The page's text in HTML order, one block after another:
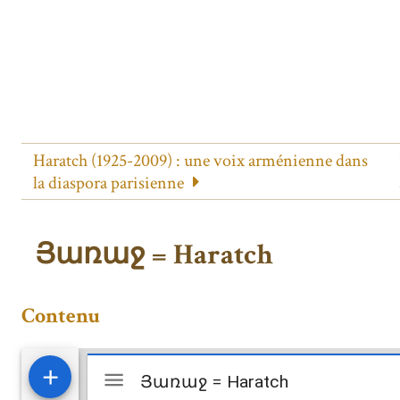
Haratch (1925-2009) : une voix arménienne dans
la diaspora parisienne
Յառաջ = Haratch
Contenu
MiradorՅառաջ = Haratch
Յառաջ = Haratch